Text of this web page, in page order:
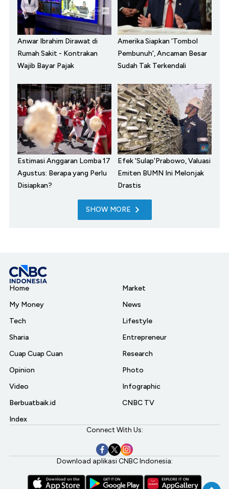
Anwar Ibrahim Dirawat di
Rumah Sakit - Kontrakan
Wajib Bayar Pajak
Amerika Siapkan 'Tombol
Pembunuh', Ancaman Besar
Sudah Tak Terkendali
Estimasi Anggaran Lomba 17
Agustus: Berapa yang Perlu
Disiapkan?
Efek 'Sulap'Prabowo, Valuasi
Emiten BUMN Ini Melonjak
Drastis
SHOW MORE
Home
My Money
Tech
Sharia
Cuap Cuap Cuan
Opinion
Video
Berbuatbaik.id
Index
Market
News
Lifestyle
Entrepreneur
Research
Photo
Infographic
CNBC TV
Connect With Us:
Download aplikasi CNBC Indonesia: